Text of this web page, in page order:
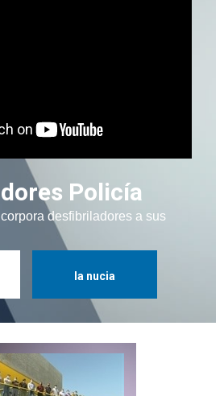
Policía
desfibriladores a sus
la nucia